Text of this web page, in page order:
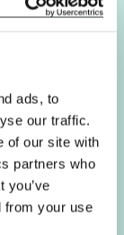
ads, to
our traffic.
of our site with
partners who
you’ve
from your use